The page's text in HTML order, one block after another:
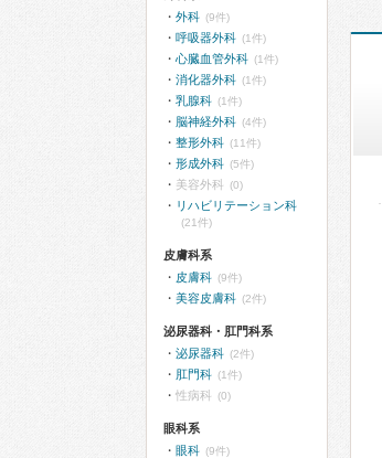
外科 (9件)
呼吸器外科 (1件)
心臓血管外科 (1件)
消化器外科 (1件)
乳腺科 (1件)
脳神経外科 (4件)
整形外科 (11件)
形成外科 (5件)
美容外科 (0)
リハビリテーション科
(21件)
皮膚科系
皮膚科 (9件)
美容皮膚科 (2件)
泌尿器科・肛門科系
泌尿器科 (2件)
肛門科 (1件)
性病科 (0)
眼科系
眼科 (9件)